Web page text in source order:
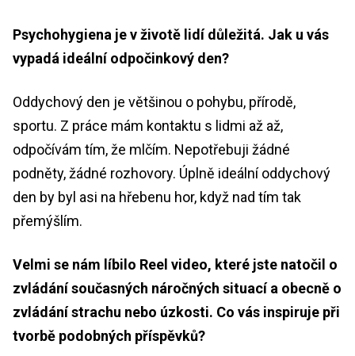
Psychohygiena je v životě lidí důležitá. Jak u vás
vypadá ideální odpočinkový den?
Oddychový den je většinou o pohybu, přírodě,
sportu. Z práce mám kontaktu s lidmi až až,
odpočívám tím, že mlčím. Nepotřebuji žádné
podněty, žádné rozhovory. Úplně ideální oddychový
den by byl asi na hřebenu hor, když nad tím tak
přemýšlím.
Velmi se nám líbilo Reel video, které jste natočil o
zvládání současných náročných situací a obecně o
zvládání strachu nebo úzkosti. Co vás inspiruje při
tvorbě podobných příspěvků?